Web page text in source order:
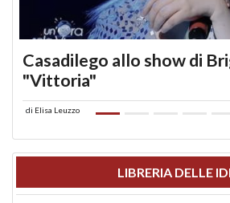
Casadilego allo show di
"Vittoria"
di Elisa Leuzzo
LIBRERIA DELLE